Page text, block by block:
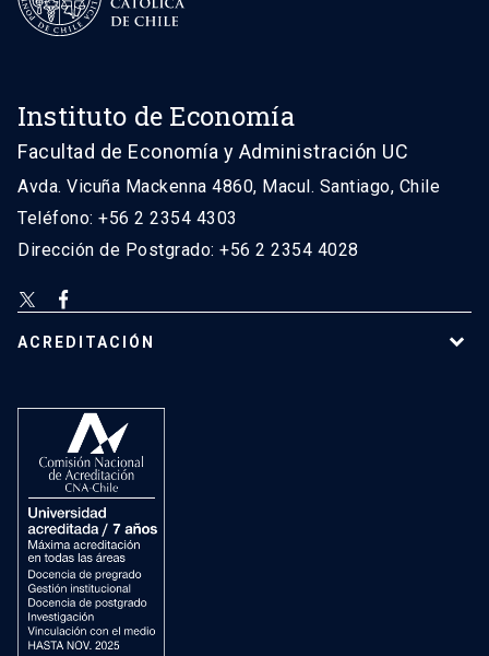
Instituto de Economía
Facultad de Economía y Administración UC
Avda. Vicuña Mackenna 4860, Macul. Santiago, Chile
Teléfono: +56 2 2354 4303
Dirección de Postgrado: +56 2 2354 4028
ACREDITACIÓN